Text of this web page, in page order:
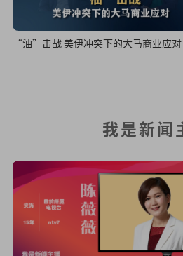
“油”击战 美伊冲突下的大马商业应对
我是新闻